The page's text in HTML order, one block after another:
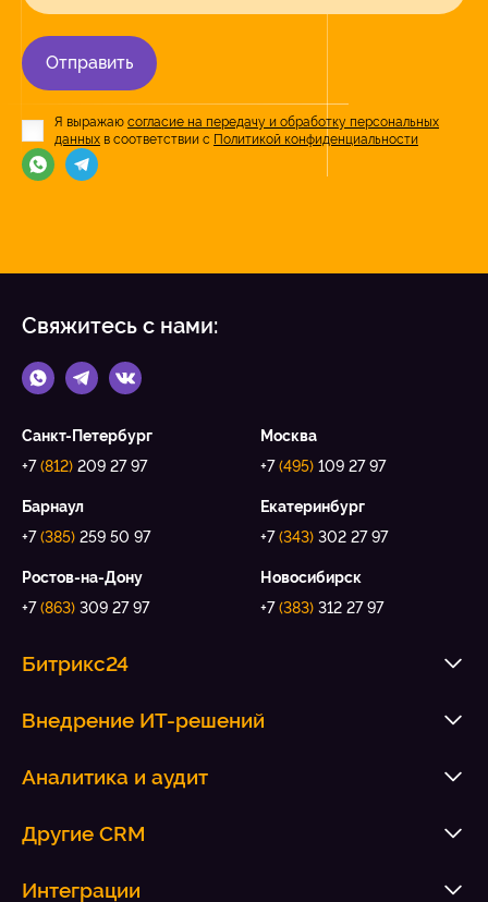
Отправить
Я выражаю согласие на передачу и обработку персональных
данных в соответствии с Политикой конфиденциальности
Свяжитесь с нами:
Санкт-Петербург
+7(812) 209 27 97
Москва
+7(495) 109 27 97
Барнаул
+7(385) 259 50 97
Екатеринбург
+7(343) 302 27 97
Ростов-на-Дону
+7(863) 309 27 97
Новосибирск
+7(383) 312 27 97
Битрикс24
Внедрение ИТ-решений
Аналитика и аудит
Другие CRM
Интеграции